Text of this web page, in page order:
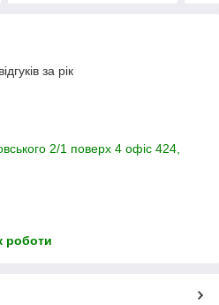
за рік
2/1 поверх 4 офіс 424,
роботи